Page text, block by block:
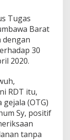
Tugas
Barat
dengan
30
2020.
RDT itu,
(OTG)
Sy, positif
tanpa